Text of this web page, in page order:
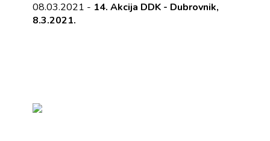
08.03.2021 - 14. Akcija DDK - Dubrovnik,
8.3.2021.